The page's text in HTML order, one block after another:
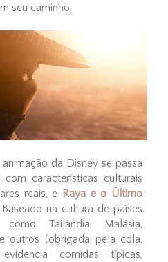
seu caminho.
da Disney se passa
características culturais
reais, e Raya e o Último
na cultura de países
Tailândia, Malásia,
outros (obrigada pela cola,
comidas típicas,